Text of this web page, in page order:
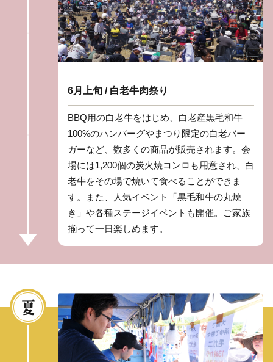
6月上旬 / 白老牛肉祭り
BBQ用の白老牛をはじめ、白老産黒毛和牛
100%のハンバーグやまつり限定の白老バー
ガーなど、数多くの商品が販売されます。会
場には1,200個の炭火焼コンロも用意され、白
老牛をその場で焼いて食べることができま
す。また、人気イベント「黒毛和牛の丸焼
き」や各種ステージイベントも開催。ご家族
揃って一日楽しめます。